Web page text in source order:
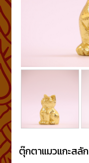
ตุ๊กตาแมวแกะสลัก